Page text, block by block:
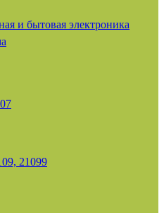
и бытовая электроника
21099